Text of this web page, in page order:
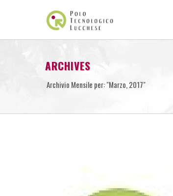
ARCHIVES
Archivio Mensile per: "Marzo, 2017"